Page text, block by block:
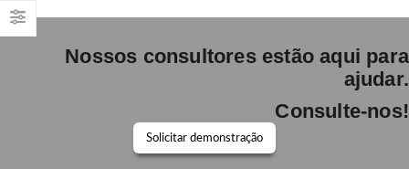
Nossos consultores estão aqui para
ajudar.
Consulte-nos!
Solicitar demonstração